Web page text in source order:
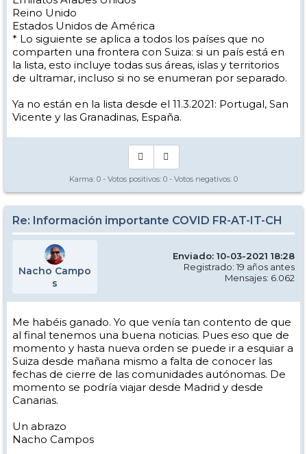
Reino Unido
Estados Unidos de América
* Lo siguiente se aplica a todos los países que no
comparten una frontera con Suiza: si un país está en
la lista, esto incluye todas sus áreas, islas y territorios
de ultramar, incluso si no se enumeran por separado.
Ya no están en la lista desde el 11.3.2021: Portugal, San
Vicente y las Granadinas, España.
Karma: 0 - Votos positivos: 0 - Votos negativos: 0
Re: Información importante COVID FR-AT-IT-CH
Nacho Campo
s
Enviado: 10-03-2021 18:28
Registrado: 19 años antes
Mensajes: 6.062
Me habéis ganado. Yo que venía tan contento de que
al final tenemos una buena noticias. Pues eso que de
momento y hasta nueva orden se puede ir a esquiar a
Suiza desde mañana mismo a falta de conocer las
fechas de cierre de las comunidades autónomas. De
momento se podría viajar desde Madrid y desde
Canarias.
Un abrazo
Nacho Campos